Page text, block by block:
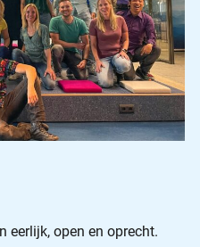
eerlijk, open en oprecht.